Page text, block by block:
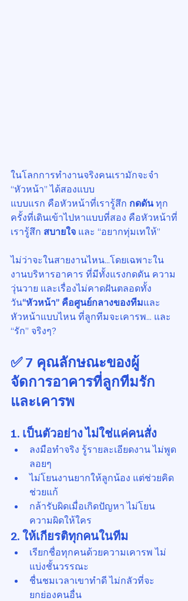
ในโลกการทำงานจริงคนเรามักจะจำ
“หัวหน้า” ได้สองแบบ
แบบแรก คือหัวหน้าที่เรารู้สึก กดดัน ทุก
ครั้งที่เดินเข้าไปหาแบบที่สอง คือหัวหน้าที่
เรารู้สึก สบายใจ และ “อยากทุ่มเทให้”
ไม่ว่าจะในสายงานไหน...โดยเฉพาะใน
งานบริหารอาคาร ที่มีทั้งแรงกดดัน ความ
วุ่นวาย และเรื่องไม่คาดฝันตลอดทั้ง
วัน“หัวหน้า” คือศูนย์กลางของทีมและ
หัวหน้าแบบไหน ที่ลูกทีมจะเคารพ... และ
“รัก” จริงๆ?
✅ 7 คุณลักษณะของผู้
จัดการอาคารที่ลูกทีมรัก
และเคารพ
1. เป็นตัวอย่าง ไม่ใช่แค่คนสั่ง
ลงมือทำจริง รู้รายละเอียดงาน ไม่พูด
ลอยๆ
ไม่โยนงานยากให้ลูกน้อง แต่ช่วยคิด
ช่วยแก้
กล้ารับผิดเมื่อเกิดปัญหา ไม่โยน
ความผิดให้ใคร
2. ให้เกียรติทุกคนในทีม
เรียกชื่อทุกคนด้วยความเคารพ ไม่
แบ่งชั้นวรรณะ
ชื่นชมเวลาเขาทำดี ไม่กลัวที่จะ
ยกย่องคนอื่น